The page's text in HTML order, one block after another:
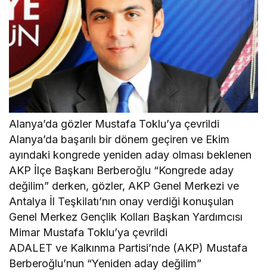
Alanya’da gözler Mustafa Toklu’ya çevrildi
Alanya’da başarılı bir dönem geçiren ve Ekim
ayındaki kongrede yeniden aday olması beklenen
AKP İlçe Başkanı Berberoğlu “Kongrede aday
değilim” derken, gözler, AKP Genel Merkezi ve
Antalya İl Teşkilatı’nın onay verdiği konuşulan
Genel Merkez Gençlik Kolları Başkan Yardımcısı
Mimar Mustafa Toklu’ya çevrildi
ADALET ve Kalkınma Partisi’nde (AKP) Mustafa
Berberoğlu’nun “Yeniden aday değilim”